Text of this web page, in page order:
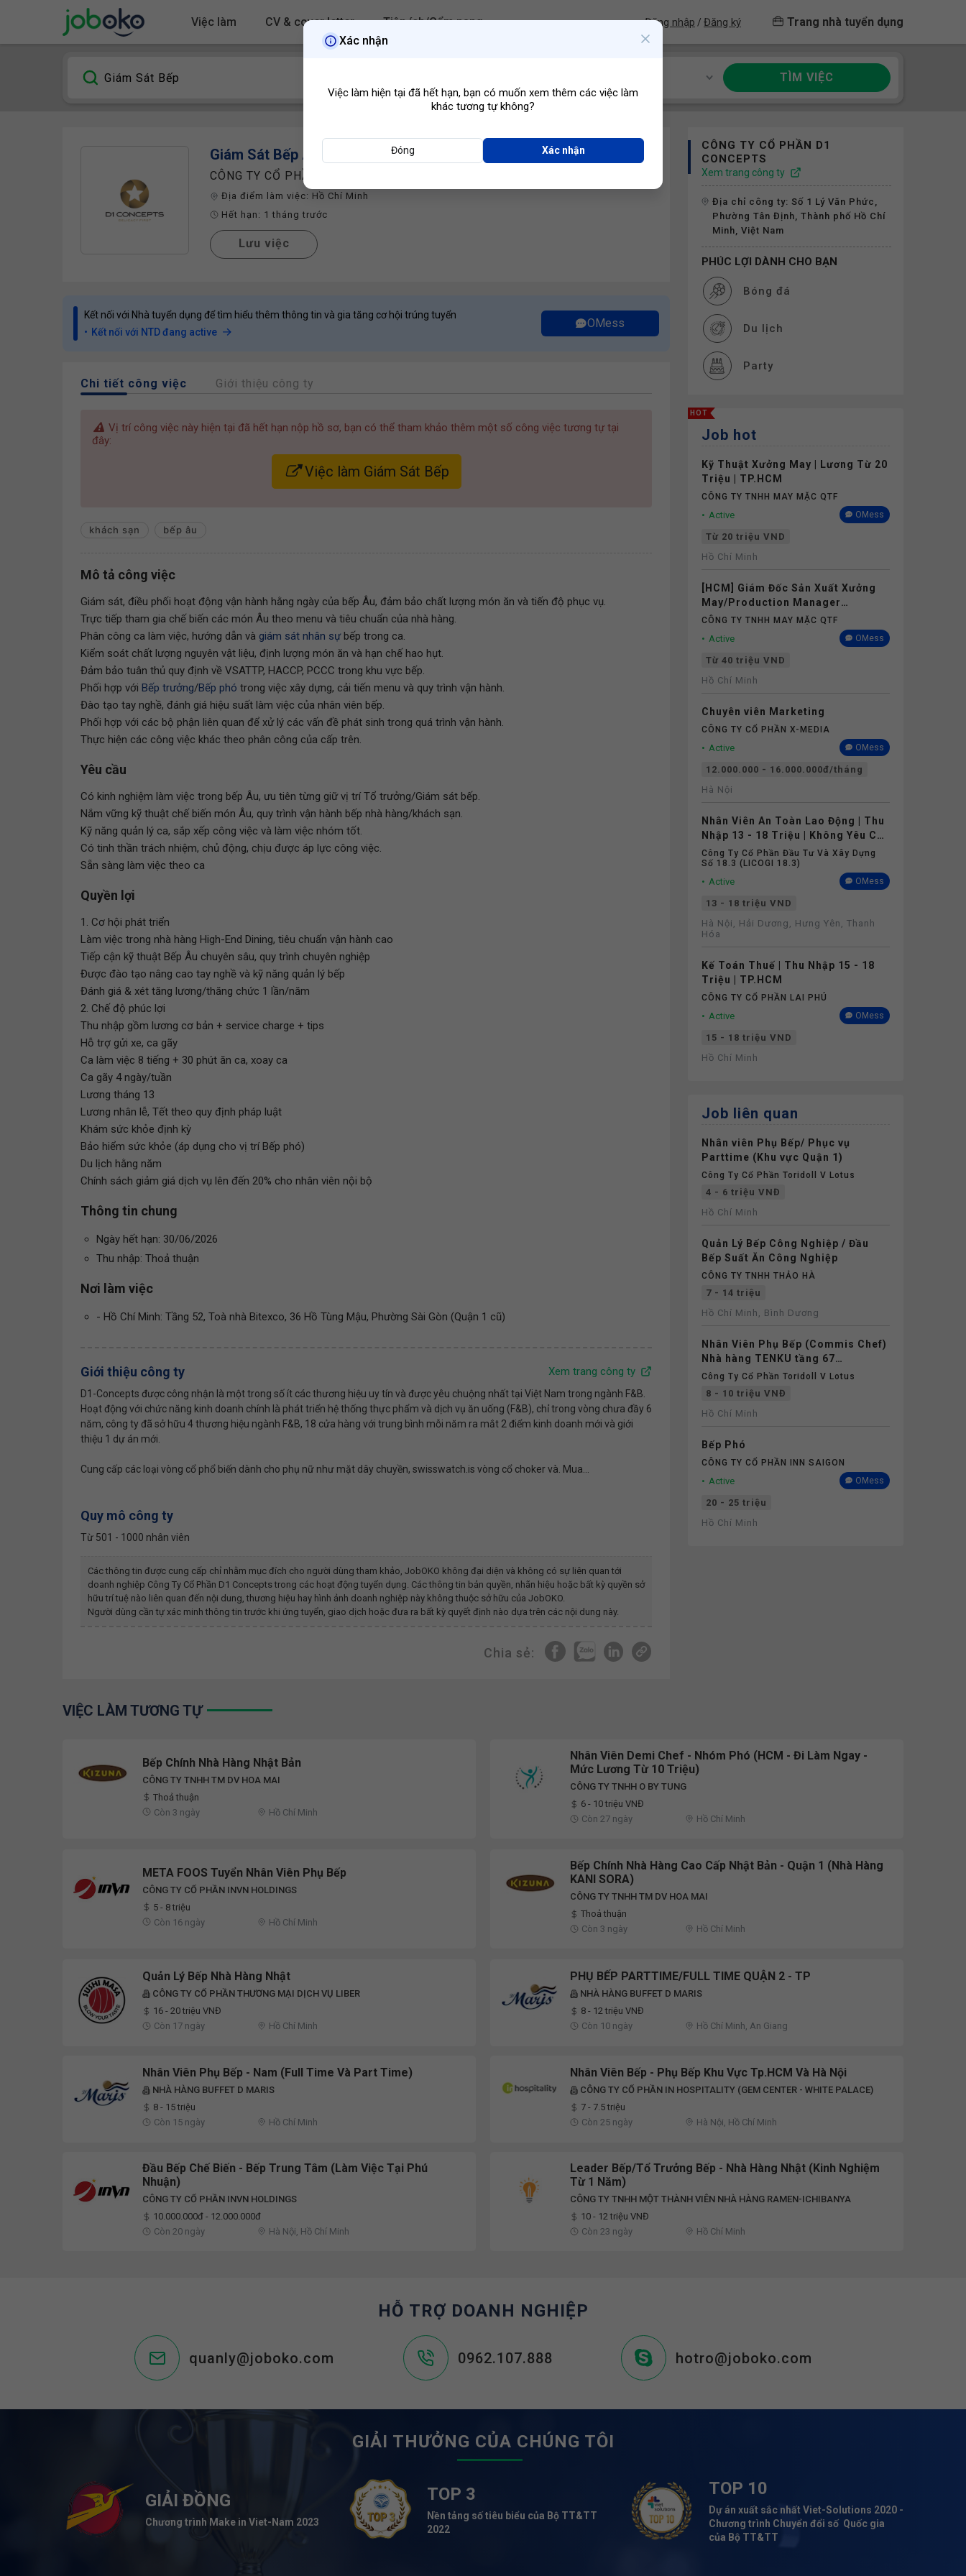
Việc làm CV & cover letter Tiện ích/Cẩm nang Đăng nhập / Đăng ký Trang nhà tuyển dụng
TÌM VIỆC
Giám Sát Bếp Âu
CÔNG TY CỔ PHẦN D1 CONCEPTS
Địa điểm làm việc: Hồ Chí Minh
Hết hạn: 1 tháng trước
Lưu việc
Kết nối với Nhà tuyển dụng để tìm hiểu thêm thông tin và gia tăng cơ hội trúng tuyển
Kết nối với NTD đang active
OMess
Chi tiết công việc Giới thiệu công ty
Vị trí công việc này hiện tại đã hết hạn nộp hồ sơ, bạn có thể tham khảo thêm một số công việc tương tự tại
đây:
Việc làm Giám Sát Bếp
khách sạn bếp âu
Mô tả công việc
Giám sát, điều phối hoạt động vận hành hằng ngày của bếp Âu, đảm bảo chất lượng món ăn và tiến độ phục vụ.
Trực tiếp tham gia chế biến các món Âu theo menu và tiêu chuẩn của nhà hàng.
Phân công ca làm việc, hướng dẫn và giám sát nhân sựbếp trong ca.
Kiểm soát chất lượng nguyên vật liệu, định lượng món ăn và hạn chế hao hụt.
Đảm bảo tuân thủ quy định về VSATTP, HACCP, PCCC trong khu vực bếp.
Phối hợp với Bếp trưởng/Bếp phó trong việc xây dựng, cải tiến menu và quy trình vận hành.
Đào tạo tay nghề, đánh giá hiệu suất làm việc của nhân viên bếp.
Phối hợp với các bộ phận liên quan để xử lý các vấn đề phát sinh trong quá trình vận hành.
Thực hiện các công việc khác theo phân công của cấp trên.
Yêu cầu
Có kinh nghiệm làm việc trong bếp Âu, ưu tiên từng giữ vị trí Tổ trưởng/Giám sát bếp.
Nắm vững kỹ thuật chế biến món Âu, quy trình vận hành bếp nhà hàng/khách sạn.
Kỹ năng quản lý ca, sắp xếp công việc và làm việc nhóm tốt.
Có tinh thần trách nhiệm, chủ động, chịu được áp lực công việc.
Sẵn sàng làm việc theo ca
Quyền lợi
1. Cơ hội phát triển
Làm việc trong nhà hàng High-End Dining, tiêu chuẩn vận hành cao
Tiếp cận kỹ thuật Bếp Âu chuyên sâu, quy trình chuyên nghiệp
Được đào tạo nâng cao tay nghề và kỹ năng quản lý bếp
Đánh giá & xét tăng lương/thăng chức 1 lần/năm
2. Chế độ phúc lợi
Thu nhập gồm lương cơ bản + service charge + tips
Hỗ trợ gửi xe, ca gãy
Ca làm việc 8 tiếng + 30 phút ăn ca, xoay ca
Ca gãy 4 ngày/tuần
Lương tháng 13
Lương nhân lễ, Tết theo quy định pháp luật
Khám sức khỏe định kỳ
Bảo hiểm sức khỏe (áp dụng cho vị trí Bếp phó)
Du lịch hằng năm
Chính sách giảm giá dịch vụ lên đến 20% cho nhân viên nội bộ
Thông tin chung
Ngày hết hạn: 30/06/2026
Thu nhập: Thoả thuận
Nơi làm việc
- Hồ Chí Minh: Tầng 52, Toà nhà Bitexco, 36 Hồ Tùng Mậu, Phường Sài Gòn (Quận 1 cũ)
Giới thiệu công ty Xem trang công ty
D1-Concepts được công nhận là một trong số ít các thương hiệu uy tín và được yêu chuộng nhất tại Việt Nam trong ngành F&B.
Hoạt động với chức năng kinh doanh chính là phát triển hệ thống thực phẩm và dịch vụ ăn uống (F&B), chỉ trong vòng chưa đầy 6
năm, công ty đã sở hữu 4 thương hiệu ngành F&B, 18 cửa hàng với trung bình mỗi năm ra mắt 2 điểm kinh doanh mới và giới
thiệu 1 dự án mới.
Cung cấp các loại vòng cổ phổ biến dành cho phụ nữ như mặt dây chuyền, swisswatch.is vòng cổ choker và. Mua...
Quy mô công ty
Từ 501 - 1000 nhân viên
Các thông tin được cung cấp chỉ nhằm mục đích cho người dùng tham khảo, JobOKO không đại diện và không có sự liên quan tới
doanh nghiệp Công Ty Cổ Phần D1 Conceptstrong các hoạt động tuyển dụng. Các thông tin bản quyền, nhãn hiệu hoặc bất kỳ quyền sở
hữu trí tuệ nào liên quan đến nội dung, thương hiệu hay hình ảnh doanh nghiệp này không thuộc sở hữu của JobOKO.
Người dùng cần tự xác minh thông tin trước khi ứng tuyển, giao dịch hoặc đưa ra bất kỳ quyết định nào dựa trên các nội dung này.
Chia sẻ:
CÔNG TY CỔ PHẦN D1
CONCEPTS
Xem trang công ty
Địa chỉ công ty: Số 1 Lý Văn Phức,
Phường Tân Định, Thành phố Hồ Chí
Minh, Việt Nam
PHÚC LỢI DÀNH CHO BẠN
Bóng đá
Du lịch
Party
Đào tạo
Thưởng
Nghỉ phép
Bảo hiểm
Khám sức khỏe
HOT
Job hot
Kỹ Thuật Xưởng May | Lương Từ 20
Triệu | TP.HCM
CÔNG TY TNHH MAY MẶC QTF
Active OMess
Từ 20 triệu VND
Hồ Chí Minh
[HCM] Giám Đốc Sản Xuất Xưởng
May/Production Manager
(Garments) - Lương 40M+
CÔNG TY TNHH MAY MẶC QTF
Active OMess
Từ 40 triệu VND
Hồ Chí Minh
Chuyên viên Marketing
CÔNG TY CỔ PHẦN X-MEDIA
Active OMess
12.000.000 - 16.000.000đ/tháng
Hà Nội
Nhân Viên An Toàn Lao Động | Thu
Nhập 13 - 18 Triệu | Không Yêu Cầu
Kinh Nghiệm
Công Ty Cổ Phần Đầu Tư Và Xây Dựng
Số 18.3 (LICOGI 18.3)
Active OMess
13 - 18 triệu VND
Hà Nội, Hải Dương, Hưng Yên, Thanh
Hóa
Kế Toán Thuế | Thu Nhập 15 - 18
Triệu | TP.HCM
CÔNG TY CỔ PHẦN LAI PHÚ
Active OMess
15 - 18 triệu VND
Hồ Chí Minh
Job liên quan
Nhân viên Phụ Bếp/ Phục vụ
Parttime (Khu vực Quận 1)
Công Ty Cổ Phần Toridoll V Lotus
4 - 6 triệu VNĐ
Hồ Chí Minh
Quản Lý Bếp Công Nghiệp / Đầu
Bếp Suất Ăn Công Nghiệp
CÔNG TY TNHH THẢO HÀ
7 - 14 triệu
Hồ Chí Minh, Bình Dương
Nhân Viên Phụ Bếp (Commis Chef)
Nhà hàng TENKU tầng 67
Landmark 81
Công Ty Cổ Phần Toridoll V Lotus
8 - 10 triệu VNĐ
Hồ Chí Minh
Bếp Phó
CÔNG TY CỔ PHẦN INN SAIGON
Active OMess
20 - 25 triệu
Hồ Chí Minh
VIỆC LÀM TƯƠNG TỰ
Bếp Chính Nhà Hàng Nhật Bản
CÔNG TY TNHH TM DV HOA MAI
Thoả thuận
Còn 3 ngày
Hồ Chí Minh
Nhân Viên Demi Chef - Nhóm Phó (HCM - Đi Làm Ngay -
Mức Lương Từ 10 Triệu)
CÔNG TY TNHH O BY TUNG
6 - 10 triệu VNĐ
Còn 27 ngày
Hồ Chí Minh
META FOOS Tuyển Nhân Viên Phụ Bếp
CÔNG TY CỔ PHẦN INVN HOLDINGS
5 - 8 triệu
Còn 16 ngày
Hồ Chí Minh
Bếp Chính Nhà Hàng Cao Cấp Nhật Bản - Quận 1 (Nhà Hàng
KANI SORA)
CÔNG TY TNHH TM DV HOA MAI
Thoả thuận
Còn 3 ngày
Hồ Chí Minh
Quản Lý Bếp Nhà Hàng Nhật
CÔNG TY CỔ PHẦN THƯƠNG MẠI DỊCH VỤ LIBER
16 - 20 triệu VNĐ
Còn 17 ngày
Hồ Chí Minh
PHỤ BẾP PARTTIME/FULL TIME QUẬN 2 - TP
NHÀ HÀNG BUFFET D MARIS
8 - 12 triệu VNĐ
Còn 10 ngày
Hồ Chí Minh, An Giang
Nhân Viên Phụ Bếp - Nam (Full Time Và Part Time)
NHÀ HÀNG BUFFET D MARIS
8 - 15 triệu
Còn 15 ngày
Hồ Chí Minh
Nhân Viên Bếp - Phụ Bếp Khu Vực Tp.HCM Và Hà Nội
CÔNG TY CỔ PHẦN IN HOSPITALITY (GEM CENTER - WHITE PALACE)
7 - 7.5 triệu
Còn 25 ngày
Hà Nội, Hồ Chí Minh
Đầu Bếp Chế Biến - Bếp Trung Tâm (Làm Việc Tại Phú
Nhuận)
CÔNG TY CỔ PHẦN INVN HOLDINGS
10.000.000đ - 12.000.000đ
Còn 20 ngày
Hà Nội, Hồ Chí Minh
Leader Bếp/Tổ Trưởng Bếp - Nhà Hàng Nhật (Kinh Nghiệm
Từ 1 Năm)
CÔNG TY TNHH MỘT THÀNH VIÊN NHÀ HÀNG RAMEN-ICHIBANYA
10 - 12 triệu VNĐ
Còn 23 ngày
Hồ Chí Minh
HỖ TRỢ DOANH NGHIỆP
quanly@joboko.com 0962.107.888 hotro@joboko.com
Xác nhận
Việc làm hiện tại đã hết hạn, bạn có muốn xem thêm các việc làm
khác tương tự không?
Đóng Xác nhận
GIẢI THƯỞNG CỦA CHÚNG TÔI
GIẢI ĐỒNG
Chương trình Make in Viet-Nam 2023
TOP 3
Nền tảng số tiêu biểu của Bộ TT&TT
2022
TOP 10
Dự án xuất sắc nhất Viet-Solutions 2020 -
Chương trình Chuyển đổi số Quốc gia
của Bộ TT&TT